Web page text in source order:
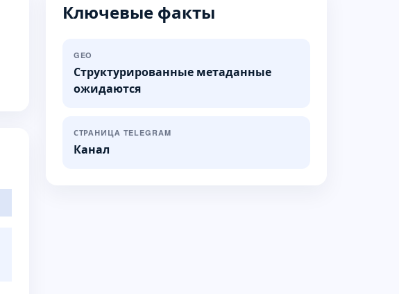
Ключевые факты
GEO
Структурированные метаданные
ожидаются
СТРАНИЦА TELEGRAM
Канал